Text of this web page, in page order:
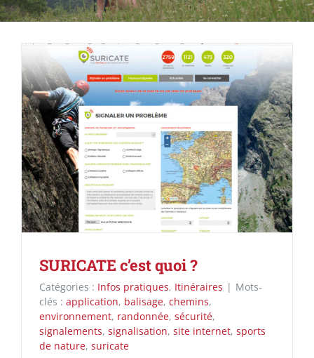
SURICATE c’est quoi ?
Catégories : Infos pratiques, Itinéraires | Mots-
clés : application, balisage, chemins,
environnement, randonnée, sécurité,
signalements, signalisation, site internet, sports
de nature, suricate